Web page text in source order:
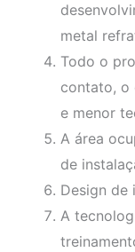
metal
Todo o
contato, o
e menor
A área
de
Design de
A